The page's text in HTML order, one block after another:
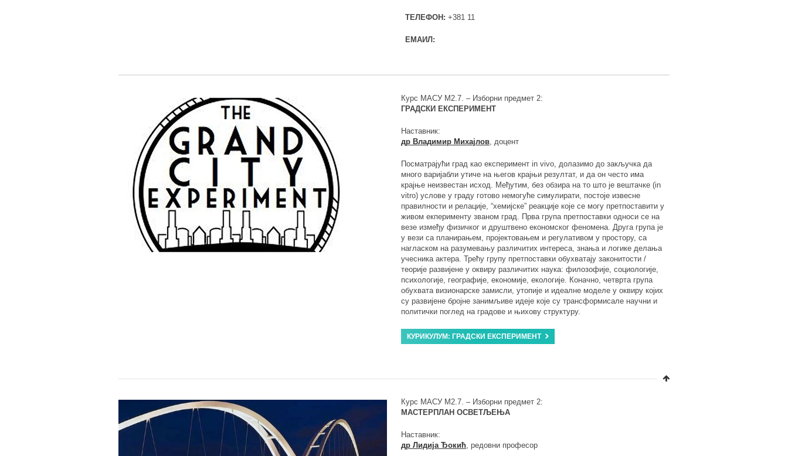
ТЕЛЕФОН: +381 11
ЕМАИЛ:
Курс МАСУ М2.7. – Изборни предмет 2:
ГРАДСКИ ЕКСПЕРИМЕНТ
Наставник:
др Владимир Михајлов , доцент
Посматрајући град као експеримент in vivo, долазимо до закључка да
много варијабли утиче на његов крајњи резултат, и да он често има
крајње неизвестан исход. Међутим, без обзира на то што је вештачке (in
vitrо) услове у граду готово немогуће симулирати, постоје извесне
правилности и релације, “хемијске” реакције које се могу претпоставити у
живом екперименту званом град. Прва група претпоставки односи се на
везе између физичког и друштвено економског феномена. Друга група је
у вези са планирањем, пројектовањем и регулативом у простору, са
нагласком на разумевању различитих интереса, знања и логике делања
учесника актера. Трећу групу претпоставки обухватају законитости /
теорије развијене у оквиру различитих наука: филозофије, социологије,
психологије, географије, економије, екологије. Коначно, четврта група
обухвата визионарске замисли, утопије и идеалне моделе у оквиру којих
су развијене бројне занимљиве идеје које су трансформисале научни и
политички поглед на градове и њихову структуру.
КУРИКУЛУМ: ГРАДСКИ ЕКСПЕРИМЕНТ
Курс МАСУ М2.7. – Изборни предмет 2:
МАСТЕРПЛАН ОСВЕТЉЕЊА
Наставник:
др Лидија Ђокић , редовни професор